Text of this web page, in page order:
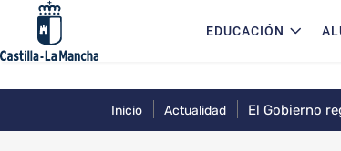
Pasar al contenido principalNavegación
EDUCACIÓN
Inicio Actualidad
El Gobierno